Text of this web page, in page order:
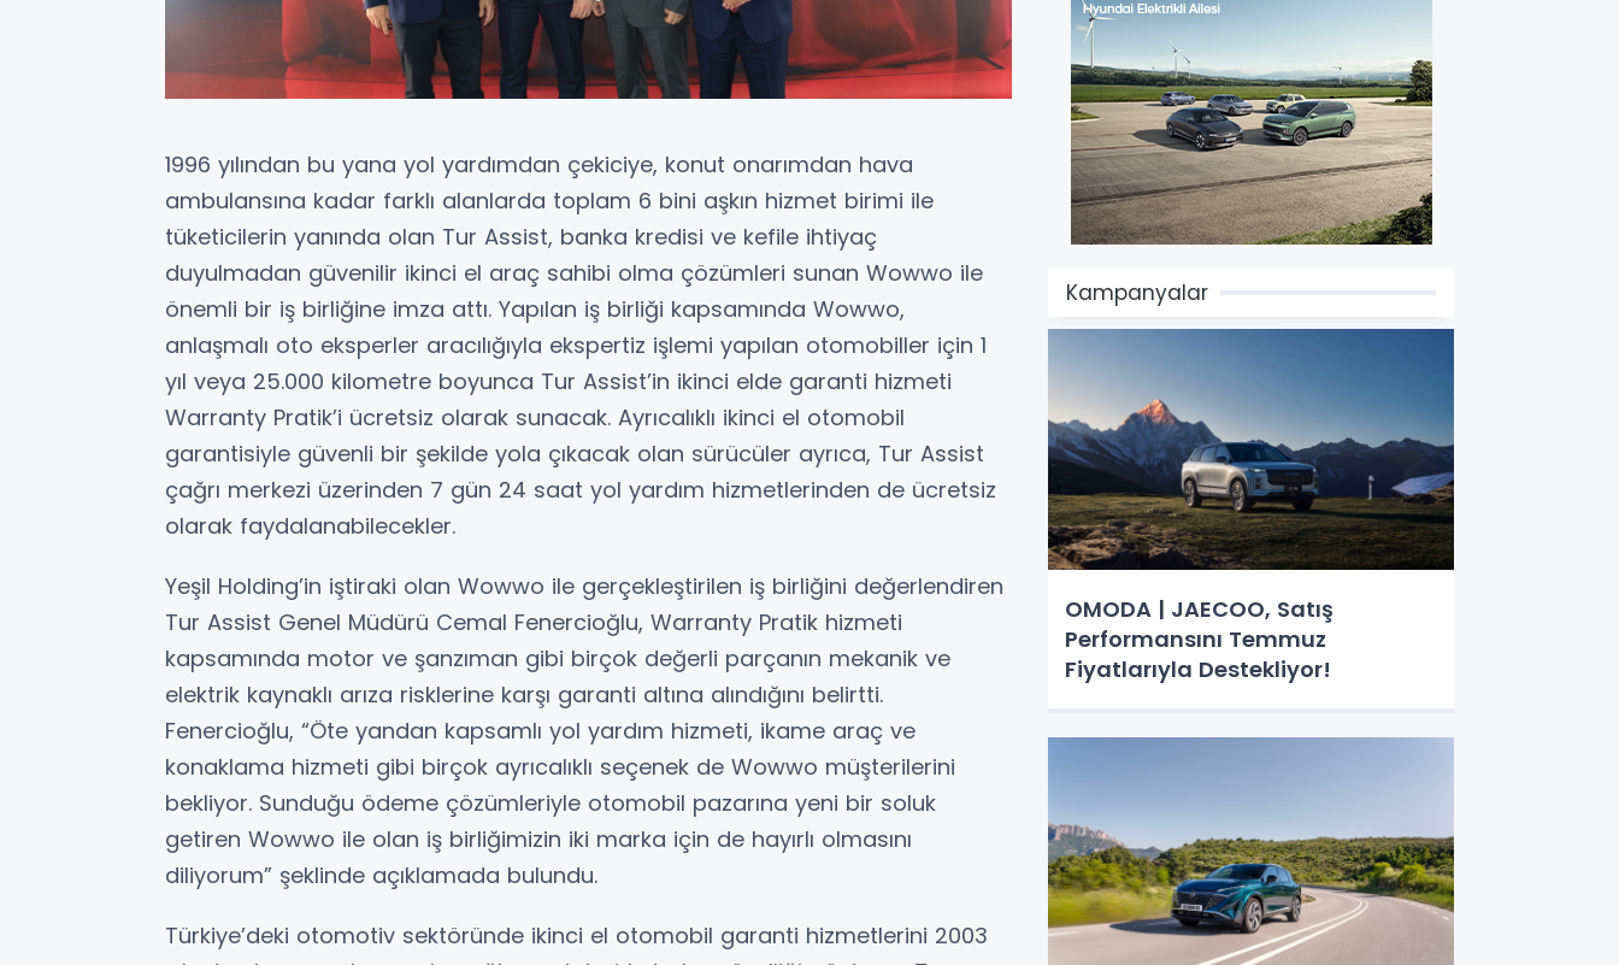
1996 yılından bu yana yol yardımdan çekiciye, konut onarımdan hava
ambulansına kadar farklı alanlarda toplam 6 bini aşkın hizmet birimi ile
tüketicilerin yanında olan Tur Assist, banka kredisi ve kefile ihtiyaç
duyulmadan güvenilir ikinci el araç sahibi olma çözümleri sunan Wowwo ile
önemli bir iş birliğine imza attı. Yapılan iş birliği kapsamında Wowwo,
anlaşmalı oto eksperler aracılığıyla ekspertiz işlemi yapılan otomobiller için 1
yıl veya 25.000 kilometre boyunca Tur Assist’in ikinci elde garanti hizmeti
Warranty Pratik’i ücretsiz olarak sunacak. Ayrıcalıklı ikinci el otomobil
garantisiyle güvenli bir şekilde yola çıkacak olan sürücüler ayrıca, Tur Assist
çağrı merkezi üzerinden 7 gün 24 saat yol yardım hizmetlerinden de ücretsiz
olarak faydalanabilecekler.
Yeşil Holding’in iştiraki olan Wowwo ile gerçekleştirilen iş birliğini değerlendiren
Tur Assist Genel Müdürü Cemal Fenercioğlu, Warranty Pratik hizmeti
kapsamında motor ve şanzıman gibi birçok değerli parçanın mekanik ve
elektrik kaynaklı arıza risklerine karşı garanti altına alındığını belirtti.
Fenercioğlu, “Öte yandan kapsamlı yol yardım hizmeti, ikame araç ve
konaklama hizmeti gibi birçok ayrıcalıklı seçenek de Wowwo müşterilerini
bekliyor. Sunduğu ödeme çözümleriyle otomobil pazarına yeni bir soluk
getiren Wowwo ile olan iş birliğimizin iki marka için de hayırlı olmasını
diliyorum” şeklinde açıklamada bulundu.
Türkiye’deki otomotiv sektöründe ikinci el otomobil garanti hizmetlerini 2003
Kampanyalar
OMODA | JAECOO, Satış
Performansını Temmuz
Fiyatlarıyla Destekliyor!